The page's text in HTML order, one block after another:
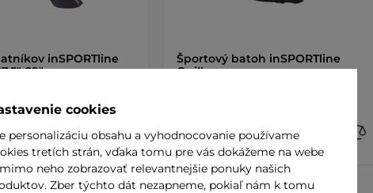
inSPORTline
29"
do košíka
Športový batoh inSPORTline
Quillan
na sklade
+ Pridať do košíka
cookies
personalizáciu obsahu a vyhodnocovanie používame
tretích strán, vďaka tomu pre vás dokážeme na webe
neho zobrazovať relevantnejšie ponuky našich
Zber týchto dát nezapneme, pokiaľ nám k tomu